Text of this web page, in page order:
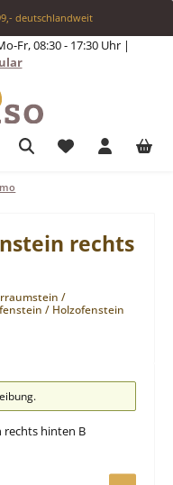
deutschlandweit
Fr, 08:30 - 17:30 Uhr |
Du hast 0
rechts
/
/ Holzofenstein